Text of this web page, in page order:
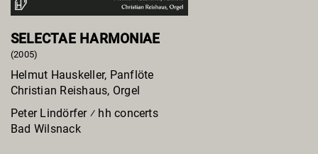
SELECTAE HARMONIAE
(2005)
Helmut Hauskeller, Panflöte
Christian Reishaus, Orgel
Peter Lindörfer ⁄ hh concerts
Bad Wilsnack